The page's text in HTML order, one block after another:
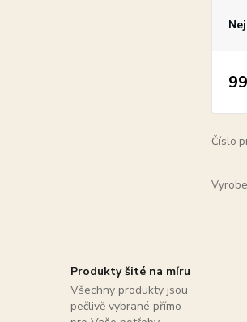
Číslo
Produkty šité na míru
Všechny produkty jsou
pečlivě vybrané přímo